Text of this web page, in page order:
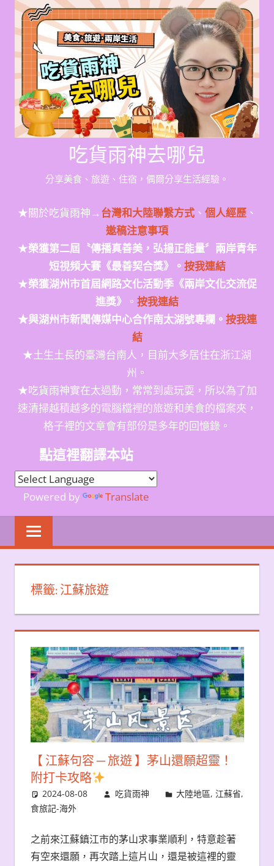
Skip
content
吃貨雨神去哪兒
分享美食、旅遊、住宿，偶爾分享生活經驗。
★關於吃貨雨神→台灣和大陸聯繫方式、 個人經歷、
邀稿注意事項
★榮獲第二屆〝傳播真善美，弘揚正能量〞兩岸青年
短視頻大賽《最善契合獎》。 按我連結
★榮獲湖州市首屆網路文化活動季《兩岸文化交流促
進獎》
。 按我連結
★與湖州市新聞傳媒中心合作南太湖號專欄。 按我連
結
★土生土長的臺灣台南人，目前大多居住在浙江湖
州。
★吃貨雨神實在太過動，常常到處玩耍，所以為了加
速清掃越積越多的電腦檔裡的旅遊和美食的檔案夾，
格子裡的文章會有部份是多年的回憶錄。
點這裡翻譯本站
Powered by Translate
標籤:江蘇旅遊
【 江蘇句容 ─ 旅遊 】茅山還願超靈！
附打卡攻略
2024-08-08 吃貨雨神 大陸地區,江蘇省,
食旅記-海外
之前來江蘇鎮江市的茅山求事業順利，特意趁著
有空來還願，再次踏上這片山，還是被這裡的靈